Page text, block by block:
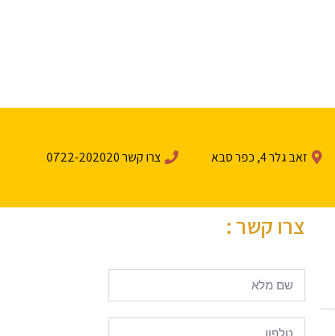
זאב גלר 4, כפר סבא צרו קשר 0722-202020
צרו קשר :